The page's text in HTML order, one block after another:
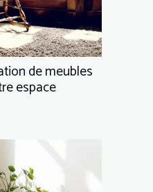
de meubles
espace